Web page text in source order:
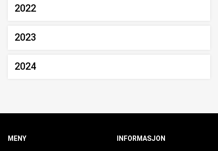
2022
2023
2024
MENY INFORMASJON